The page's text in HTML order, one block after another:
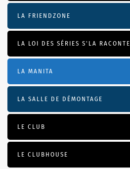
LA FRIENDZONE
LA LOI DES SÉRIES S'LA RACONTE
LA MANITA
LA SALLE DE DÉMONTAGE
LE CLUB
LE CLUBHOUSE